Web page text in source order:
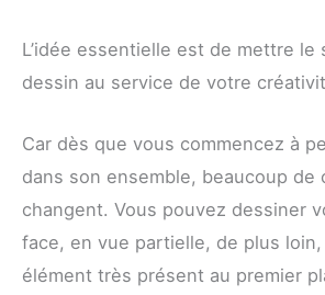
L’idée essentielle est de mettre le
dessin au service de votre
Car dès que vous commencez à
dans son ensemble, beaucoup de
changent. Vous pouvez dessiner
face, en vue partielle, de plus loin,
élément très présent au premier